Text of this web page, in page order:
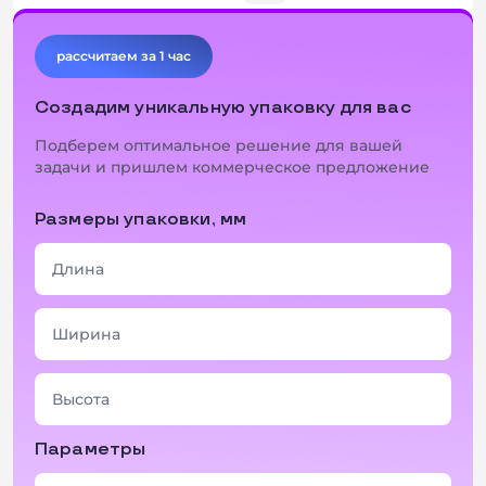
рассчитаем за 1 час
Создадим уникальную упаковку для вас
Подберем оптимальное решение для вашей
задачи и пришлем коммерческое предложение
Размеры упаковки, мм
Параметры